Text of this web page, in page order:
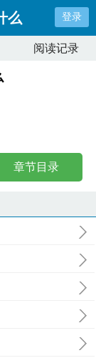
么 登录
阅读记录
章节目录